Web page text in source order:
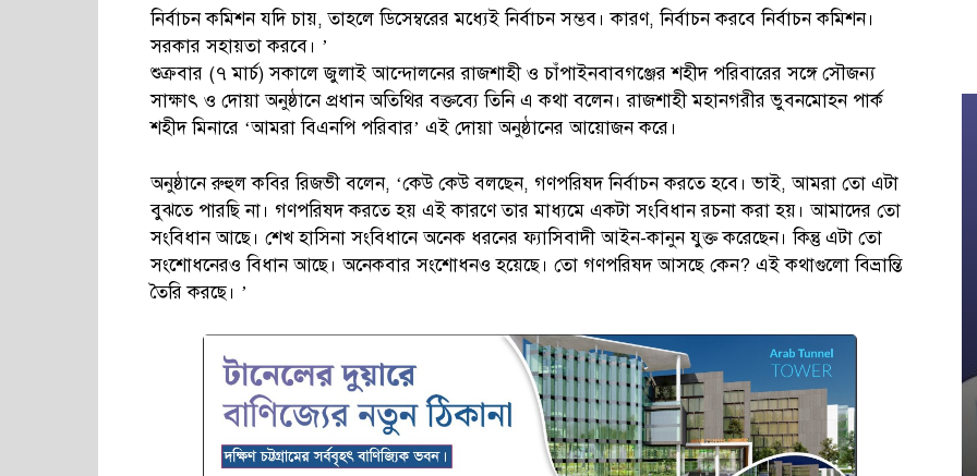
নির্বাচন কমিশন যদি চায়, তাহলে ডিসেম্বরের মধ্যেই নির্বাচন সম্ভব। কারণ, নির্বাচন করবে নির্বাচন কমিশন।
সরকার সহায়তা করবে। ’
শুক্রবার (৭ মার্চ) সকালে জুলাই আন্দোলনের রাজশাহী ও চাঁপাইনবাবগঞ্জের শহীদ পরিবারের সঙ্গে সৌজন্য
সাক্ষাৎ ও দোয়া অনুষ্ঠানে প্রধান অতিথির বক্তব্যে তিনি এ কথা বলেন। রাজশাহী মহানগরীর ভুবনমোহন পার্ক
শহীদ মিনারে ‘আমরা বিএনপি পরিবার’ এই দোয়া অনুষ্ঠানের আয়োজন করে।
অনুষ্ঠানে রুহুল কবির রিজভী বলেন, ‘কেউ কেউ বলছেন, গণপরিষদ নির্বাচন করতে হবে। ভাই, আমরা তো এটা
বুঝতে পারছি না। গণপরিষদ করতে হয় এই কারণে তার মাধ্যমে একটা সংবিধান রচনা করা হয়। আমাদের তো
সংবিধান আছে। শেখ হাসিনা সংবিধানে অনেক ধরনের ফ্যাসিবাদী আইন-কানুন যুক্ত করেছেন। কিন্তু এটা তো
সংশোধনেরও বিধান আছে। অনেকবার সংশোধনও হয়েছে। তো গণপরিষদ আসছে কেন? এই কথাগুলো বিভ্রান্তি
তৈরি করছে। ’